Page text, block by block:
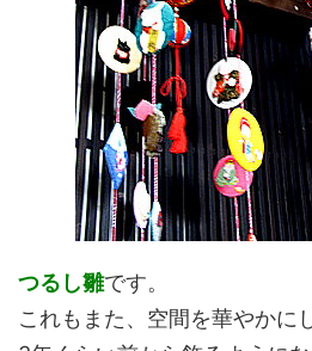
つるし雛です。
これもまた、空間を華やかに